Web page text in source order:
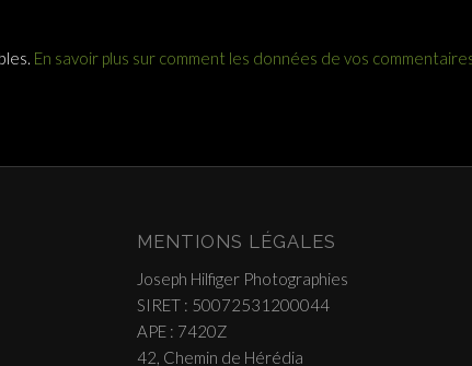
En savoir plus sur comment les données de vos
MENTIONS LÉGALES
Joseph Hilfiger Photographies
SIRET : 50072531200044
APE : 7420Z
42, Chemin de Hérédia